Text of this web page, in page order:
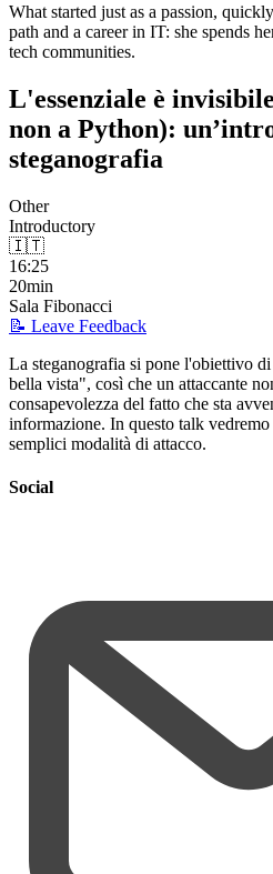
What started just as a passion,
path and a career in IT: she spends
tech communities.
L'essenziale è
non a Python):
steganografia
Other
Introductory
🇮🇹
16:25
20min
Sala Fibonacci
📝 Leave Feedback
La steganografia si pone l'obiettivo
bella vista", così che un attaccante
consapevolezza del fatto che sta
informazione. In questo talk
semplici modalità di attacco.
Social